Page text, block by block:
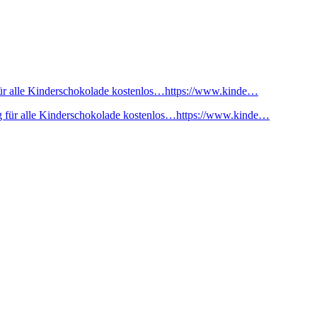
alle Kinderschokolade kostenlos…https://www.kinde…
für alle Kinderschokolade kostenlos…https://www.kinde…